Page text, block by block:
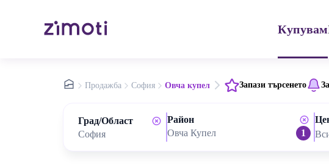
Купувам
nav.home
Продажба София Овча купел Запази търсенето
Град/Област
Район
Овча Купел
1